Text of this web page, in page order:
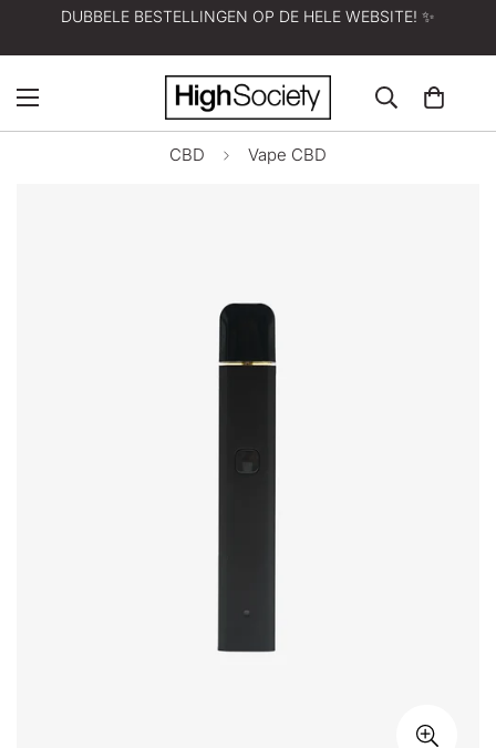
DUBBELE BESTELLINGEN OP DE HELE WEBSITE! ✨
CBD Vape CBD